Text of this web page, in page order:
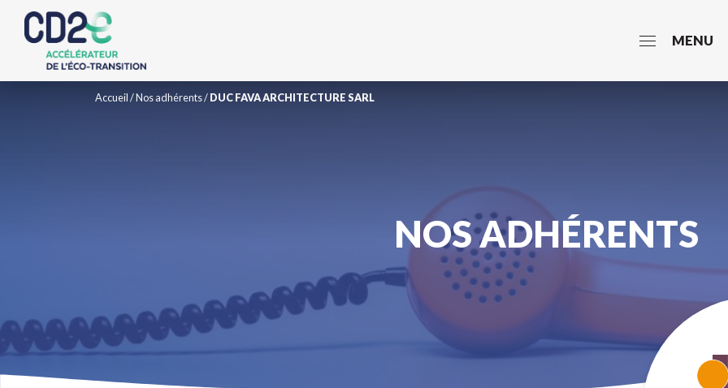
MENU
Accueil/Nos adhérents/DUC FAVA ARCHITECTURE SARL
NOS ADHÉRENTS